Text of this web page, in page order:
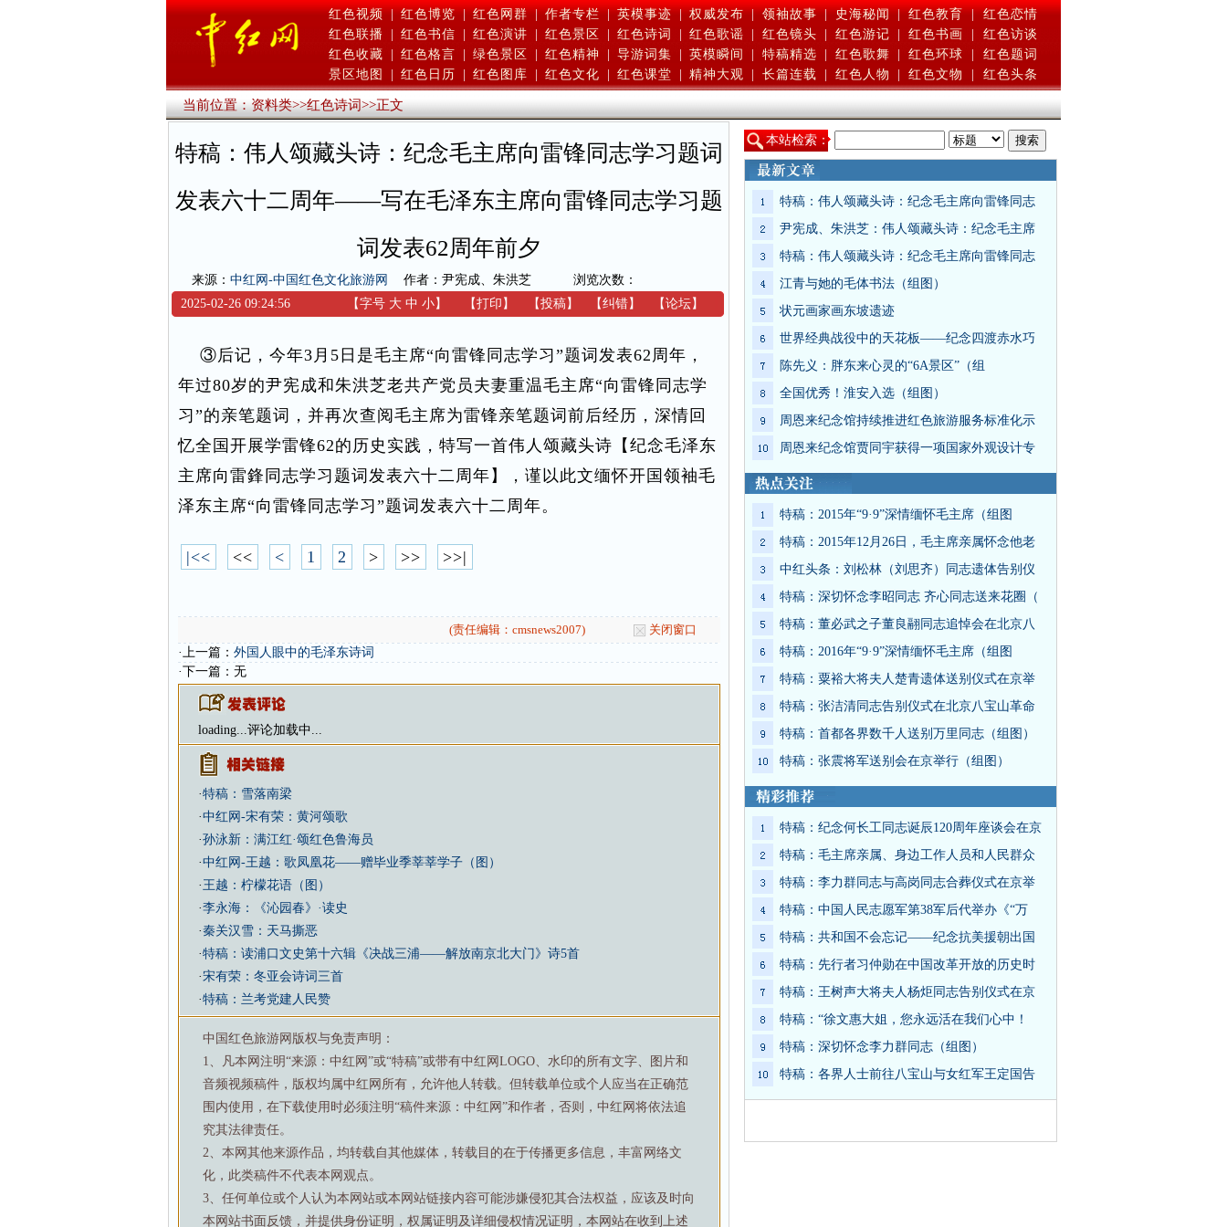
红色视频 | 红色博览 | 红色网群 | 作者专栏 | 英模事迹 | 权威发布 | 领袖故事 | 史海秘闻 | 红色教育 |
红色恋情
红色联播
红色书信 红色演讲 红色景区 红色诗词 红色歌谣 红色镜头 红色游记 红色书画
红色访谈
红色收藏
红色格言 绿色景区 红色精神 导游词集 英模瞬间 特稿精选 红色歌舞 红色环球
红色题词
景区地图
红色日历 红色图库 红色文化 红色课堂 精神大观 长篇连载 红色人物 红色文物 红色头条
当前位置：资料类>>红色诗词>>正文
特稿：伟人颂藏头诗：纪念毛主席向雷锋同志学习题词
发表六十二周年——写在毛泽东主席向雷锋同志学习题
词发表62周年前夕
来源： 中红网-中国红色文化旅游网 作者：尹宪成、朱洪芝
浏览次数：
2025-02-26 09:24:56
【字号 大 中 小】 【打印 】 【投稿】 【纠错】 【论坛】
③后记，今年3月5日是毛主席“向雷锋同志学习”题词发表62周年，
年过80岁的尹宪成和朱洪芝老共产党员夫妻重温毛主席“向雷锋同志学
习”的亲笔题词，并再次查阅毛主席为雷锋亲笔题词前后经历，深情回
忆全国开展学雷锋62的历史实践，特写一首伟人颂藏头诗【纪念毛泽东
主席向雷鋒同志学习题词发表六十二周年】，谨以此文缅怀开国领袖毛
泽东主席“向雷锋同志学习”题词发表六十二周年。
|<< << < 1 2 > >> >>|
(责任编辑：cmsnews2007)
关闭窗口
·上一篇： 外国人眼中的毛泽东诗词
·下一篇：无
loading...评论加载中...
·特稿：雪落南梁
·中红网-宋有荣：黄河颂歌
·孙泳新：满江红·颂红色鲁海员
·中红网-王越：歌凤凰花——赠毕业季莘莘学子（图）
·王越：柠檬花语（图）
·李永海：《沁园春》·读史
·秦关汉雪：天马撕恶
·特稿：读浦口文史第十六辑《决战三浦——解放南京北大门》诗5首
·宋有荣：冬亚会诗词三首
·特稿：兰考党建人民赞
中国红色旅游网版权与免责声明：
1、凡本网注明“来源：中红网”或“特稿”或带有中红网LOGO、水印的所有文字、图片和
音频视频稿件，版权均属中红网所有，允许他人转载。但转载单位或个人应当在正确范
围内使用，在下载使用时必须注明“稿件来源：中红网”和作者，否则，中红网将依法追
究其法律责任。
2、本网其他来源作品，均转载自其他媒体，转载目的在于传播更多信息，丰富网络文
化，此类稿件不代表本网观点。
3、任何单位或个人认为本网站或本网站链接内容可能涉嫌侵犯其合法权益，应该及时向
本网站书面反馈，并提供身份证明，权属证明及详细侵权情况证明，本网站在收到上述
本站检索：
特稿：伟人颂藏头诗：纪念毛主席向雷锋同志
尹宪成、朱洪芝：伟人颂藏头诗：纪念毛主席
特稿：伟人颂藏头诗：纪念毛主席向雷锋同志
江青与她的毛体书法（组图）
状元画家画东坡遗迹
世界经典战役中的天花板——纪念四渡赤水巧
陈先义：​胖东来心灵的“6A景区”（组
全国优秀！淮安入选（组图）
周恩来纪念馆持续推进红色旅游服务标准化示
周恩来纪念馆贾同宇获得一项国家外观设计专
特稿：2015年“9·9”深情缅怀毛主席（组图
特稿：2015年12月26日，毛主席亲属怀念他老
中红头条：刘松林（刘思齐）同志遗体告别仪
特稿：深切怀念李昭同志 齐心同志送来花圈（
特稿：董必武之子董良翮同志追悼会在北京八
特稿：2016年“9·9”深情缅怀毛主席（组图
特稿：粟裕大将夫人楚青遗体送别仪式在京举
特稿：张洁清同志告别仪式在北京八宝山革命
特稿：首都各界数千人送别万里同志（组图）
特稿：张震将军送别会在京举行（组图）
特稿：纪念何长工同志诞辰120周年座谈会在京
特稿：毛主席亲属、身边工作人员和人民群众
特稿：李力群同志与高岗同志合葬仪式在京举
特稿：中国人民志愿军第38军后代举办《“万
特稿：共和国不会忘记——纪念抗美援朝出国
特稿：先行者习仲勋在中国改革开放的历史时
特稿：王树声大将夫人杨炬同志告别仪式在京
特稿：“徐文惠大姐，您永远活在我们心中！
特稿：深切怀念李力群同志（组图）
特稿：各界人士前往八宝山与女红军王定国告